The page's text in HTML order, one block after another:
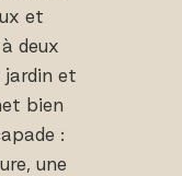
et
deux
jardin et
bien
:
une